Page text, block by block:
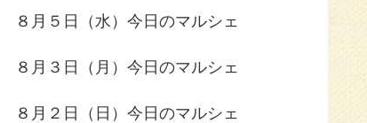
８月５日（水）今日のマルシェ
８月３日（月）今日のマルシェ
８月２日（日）今日のマルシェ